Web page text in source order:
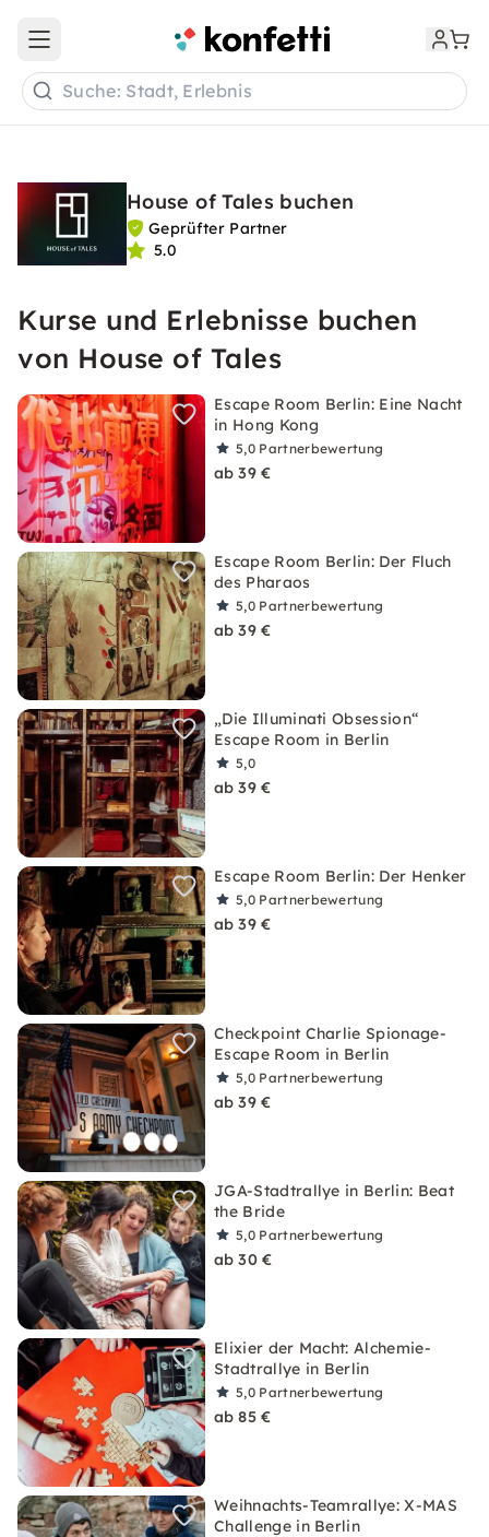
Open main menu
Suche: Stadt, Erlebnis
House of Tales buchen
Geprüfter Partner
5.0
Kurse und Erlebnisse buchen
von House of Tales
Escape Room Berlin: Eine Nacht
in Hong Kong
5,0 Partnerbewertung
ab 39 €
Escape Room Berlin: Der Fluch
des Pharaos
5,0 Partnerbewertung
ab 39 €
„Die Illuminati Obsession“
Escape Room in Berlin
5,0
ab 39 €
Escape Room Berlin: Der Henker
5,0 Partnerbewertung
ab 39 €
Checkpoint Charlie Spionage-
Escape Room in Berlin
5,0 Partnerbewertung
ab 39 €
JGA-Stadtrallye in Berlin: Beat
the Bride
5,0 Partnerbewertung
ab 30 €
Elixier der Macht: Alchemie-
Stadtrallye in Berlin
5,0 Partnerbewertung
ab 85 €
Weihnachts-Teamrallye: X-MAS
Challenge in Berlin